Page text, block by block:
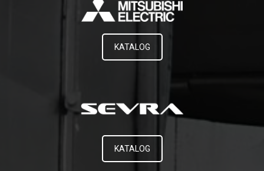
KATALOG
KATALOG